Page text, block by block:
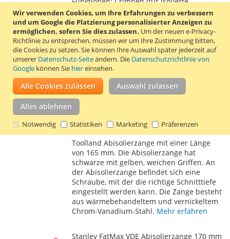
Wir verwenden Cookies, um Ihre Erfahrungen zu verbessern
und um Google die Platzierung personalisierter Anzeigen zu
ermöglichen, sofern Sie dies zulassen. Um der neuen e-Privacy-
Richtlinie zu entsprechen, müssen wir um Ihre Zustimmung bitten,
die Cookies zu setzen.Sie können Ihre Auswahl später jederzeit auf
unserer Datenschutz-Seiteändern. Die Datenschutzrichtlinie von
Google können Sie hiereinsehen.
Alle Cookies zulassen Auswahl zulassen
Alles ablehnen
Notwendig Statistiken Marketing Präferenzen
Kabelschuhe), Gewindeschneiden (M2.6,
M3, M3.5, M4 und M5), Drahtschneiden
und Abisolieren.Mehr erfahren
Abisolierzange 165 mm Toolland
7,47 €
Inkl. 19% MwSt., zzgl.Versand
WUNSCHLISTE
HINZUFÜGEN
VERGLEICHSLISTE
HINZUFÜGEN
Toolland Abisolierzange mit einer Länge
von 165 mm. Die Abisolierzange hat
schwarze mit gelben, weichen Griffen. An
der Abisolierzange befindet sich eine
Schraube, mit der die richtige Schnitttiefe
eingestellt werden kann. Die Zange besteht
aus wärmebehandeltem und vernickeltem
Chrom-Vanadium-Stahl. Mehr erfahren
Stanley FatMax VDE Abisolierzange 170 mm